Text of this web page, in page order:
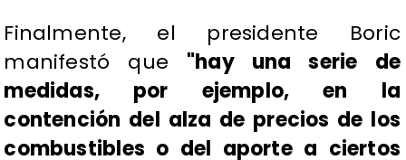
Finalmente, el presidente Boric
manifestó que "hay una serie de
medidas, por ejemplo, en la
contención del alza de precios de los
combustibles o del aporte a ciertos